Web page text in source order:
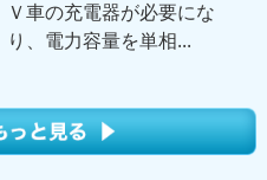
Ｖ車の充電器が必要にな
り、電力容量を単相...